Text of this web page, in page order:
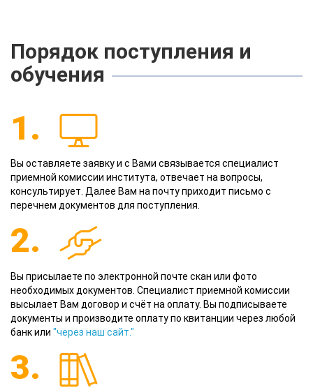
Порядок поступления и
обучения
1.
Вы оставляете заявку и с Вами связывается специалист
приемной комиссии института, отвечает на вопросы,
консультирует. Далее Вам на почту приходит письмо с
перечнем документов для поступления.
2.
Вы присылаете по электронной почте скан или фото
необходимых документов. Специалист приемной комиссии
высылает Вам договор и счёт на оплату. Вы подписываете
документы и производите оплату по квитанции через любой
банк или "через наш сайт."
3.